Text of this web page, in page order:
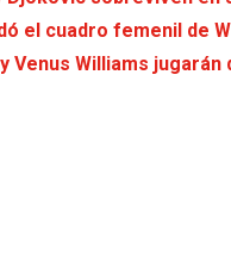
el cuadro femenil de
Venus Williams jugarán